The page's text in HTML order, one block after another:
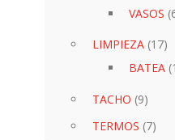
VASOS
LIMPIEZA (17)
BATEA
TACHO (9)
TERMOS (7)